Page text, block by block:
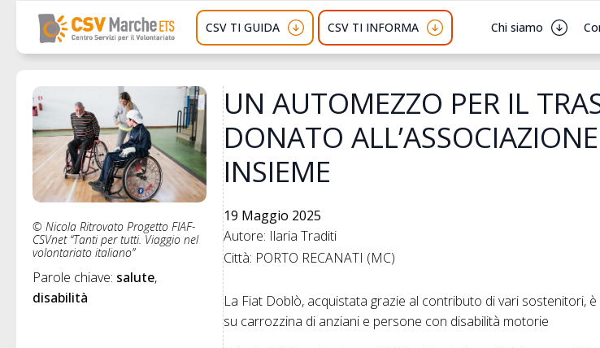
CSV TI GUIDA CSV TI INFORMA Chi siamo
© Nicola Ritrovato Progetto FIAF-
CSVnet “Tanti per tutti. Viaggio nel
volontariato italiano”
Parole chiave: salute
disabilità
UN AUTOMEZZO PER IL
DONATO
INSIEME
19 Maggio 2025
Autore: Ilaria Traditi
Città: PORTO RECANATI (MC)
La Fiat Doblò, acquistata grazie al contributo di vari sostenitori,
su carrozzina di anziani e persone con disabilità motorie